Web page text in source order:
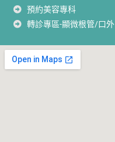
預約美容專科
轉診專區-顯微根管/口外